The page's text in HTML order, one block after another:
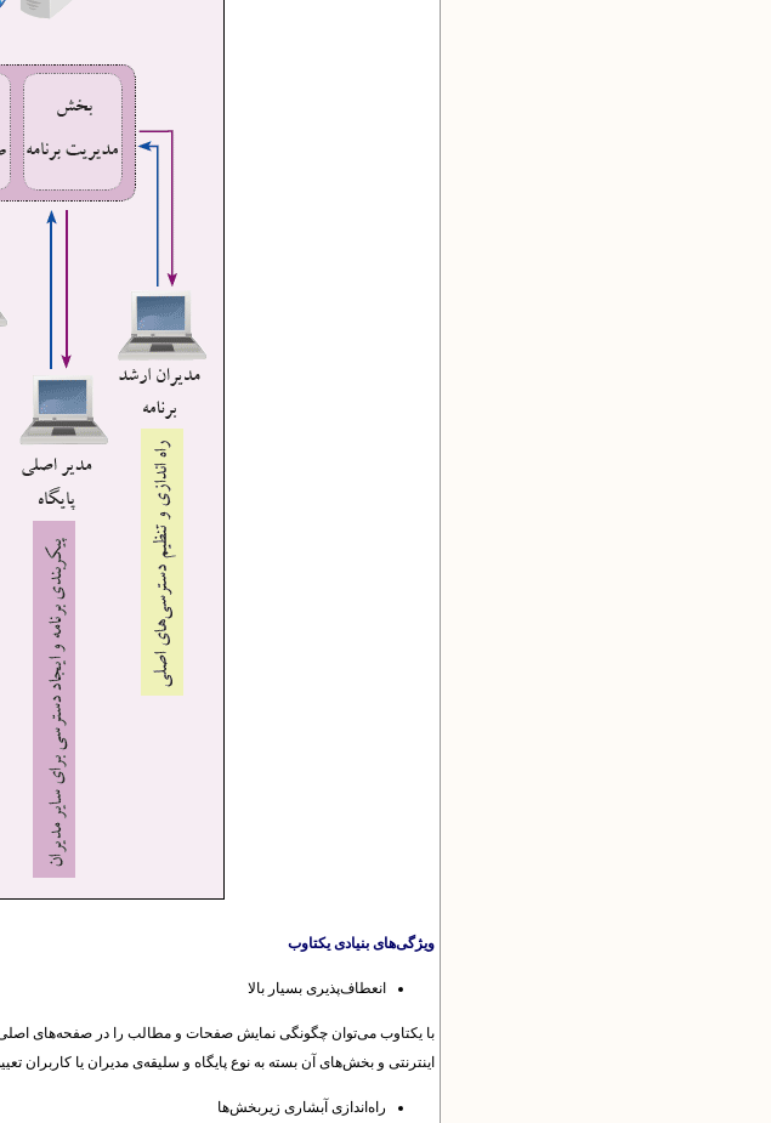
ویژگی‌های بنیادی یکتاوب
انعطاف‌پذیری بسیار بالا
با یکتاوب می‌توان چگونگی نمایش صفحات و مطالب را در صفحه‌های اصلی
اینترنتی و بخش‌های آن بسته به نوع پایگاه و سلیقه‌ی مدیران یا کاربران
راه‌اندازی آبشاری زیربخش‌ها